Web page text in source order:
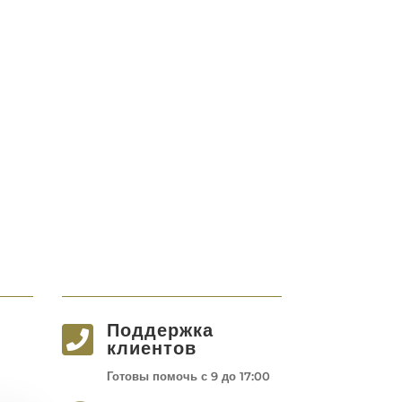

Поддержка
клиентов
Готовы помочь с 9 до 17:00